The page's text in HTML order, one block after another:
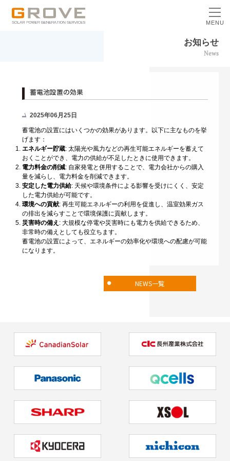
MENU
お知らせ
News
蓄電池設置の効果
2025年06月25日
蓄電池の設置にはいくつかの効果があります。以下に主なものを挙
げます：
エネルギー貯蔵: 太陽光や風力などの再生可能エネルギーを蓄えて
おくことができ、電力の供給が不足したときに使用できます。
電力料金の削減: 自家発電と併用することで、電力会社からの購入
量を減らし、電力料金を削減できます。
安定した電力供給: 天候や環境条件による影響を受けにくく、安定
した電力供給が可能です。
環境への貢献: 再生可能エネルギーの利用を促進し、温室効果ガス
の排出を減らすことで環境保護に貢献します。
災害時の備え : 大規模な停電や災害時にも電力を供給できるため、
非常時の備えとしても役立ちます。
蓄電池の設置によって、エネルギーの効率化や環境への配慮が可能
になります。
NEWS一覧